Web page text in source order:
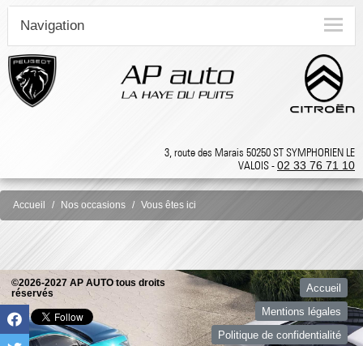
Navigation
3, route des Marais 50250 ST SYMPHORIEN LE
VALOIS -02 33 76 71 10
Accueil Nos occasions Vous êtes ici
©2026-2027 AP AUTO tous droits
réservés
Accueil
Mentions légales
Politique de confidentialité